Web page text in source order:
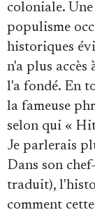
coloniale.
populisme
historiques
n'a plus
l'a fondé. En
la fameuse
selon qui «
Je parlerais
Dans son
traduit),
comment